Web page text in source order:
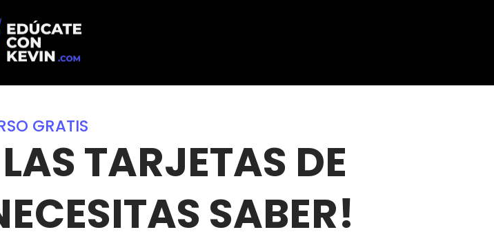
GRATIS
TARJETAS DE
SABER!